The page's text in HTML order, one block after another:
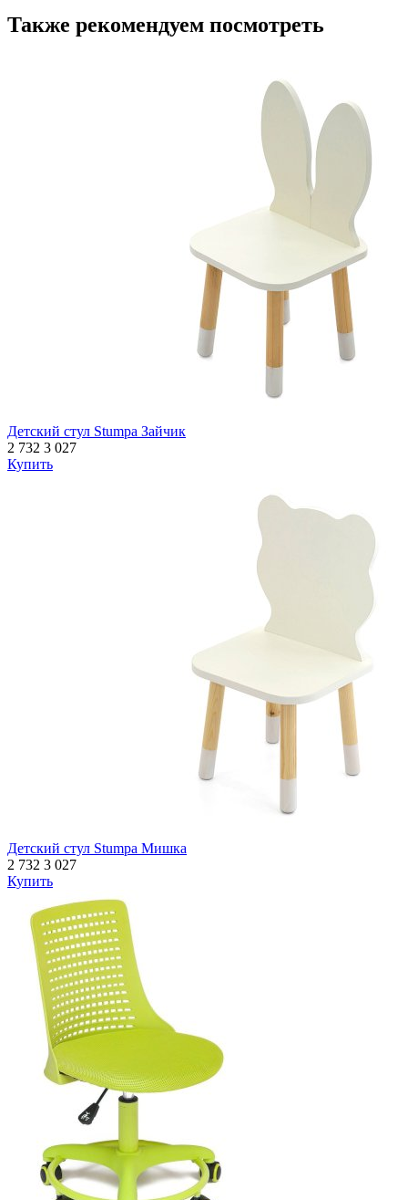
Также рекомендуем посмотреть
Детский стул Stumpa Зайчик
2 732 3 027
Купить
Детский стул Stumpa Мишка
2 732 3 027
Купить